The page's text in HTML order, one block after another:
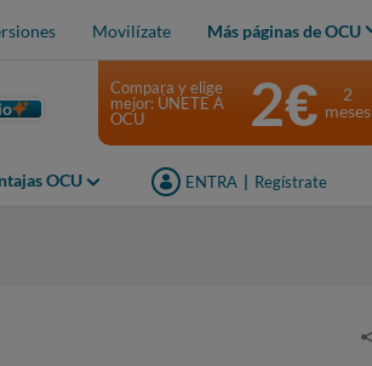
Movilízate Más páginas de OCU
OCU ENTRA Regístrate
Compara y elige
mejor: ÚNETE A
OCU
2€
2
meses